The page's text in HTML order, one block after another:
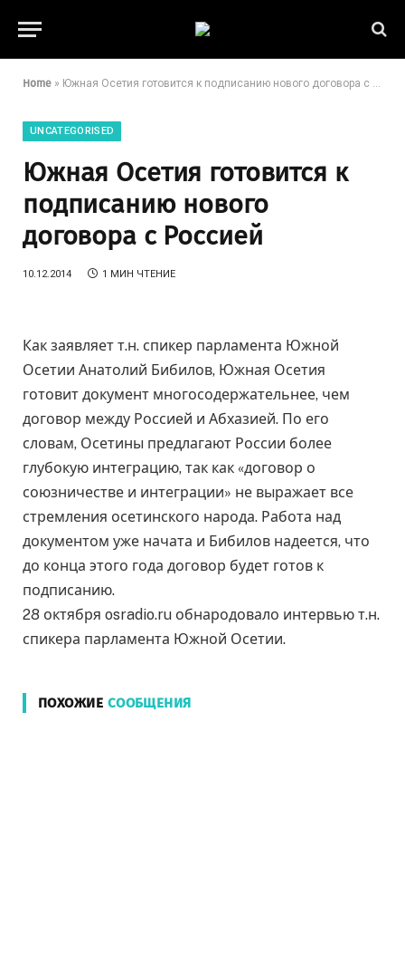
Home » Южная Осетия готовится к подписанию нового договора с Россией
UNCATEGORISED
Южная Осетия готовится к
подписанию нового
договора с Россией
10.12.2014 1 МИН ЧТЕНИЕ
Как заявляет т.н. спикер парламента Южной
Осетии Анатолий Бибилов, Южная Осетия
готовит документ многосодержательнее, чем
договор между Россией и Абхазией. По его
словам, Осетины предлагают России более
глубокую интеграцию, так как «договор о
союзничестве и интеграции» не выражает все
стремления осетинского народа. Работа над
документом уже начата и Бибилов надеется, что
до конца этого года договор будет готов к
подписанию.
28 октября osradio.ru обнародовало интервью т.н.
спикера парламента Южной Осетии.
ПОХОЖИЕ СООБЩЕНИЯ